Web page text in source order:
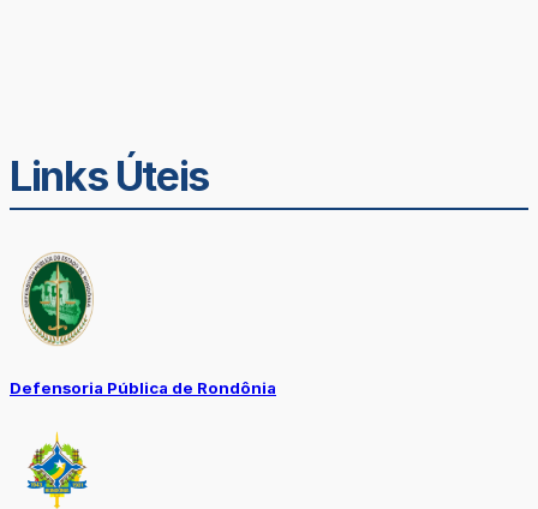
Links Úteis
Defensoria Pública de Rondônia